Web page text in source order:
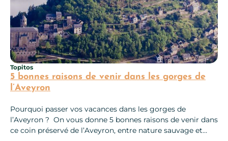
5 bonnes raisons de venir dans les gorges de
l’Aveyron
Topitos
Pourquoi passer vos vacances dans les gorges de
l’Aveyron ? On vous donne 5 bonnes raisons de venir dans
ce coin préservé de l’Aveyron, entre nature sauvage et